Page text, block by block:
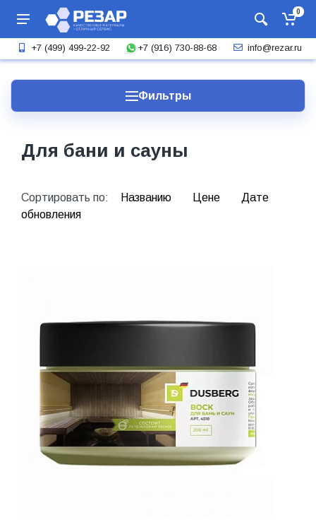
0
+7 (499) 499-22-92 +7 (916) 730-88-68 info@rezar.ru
Фильтры
Для бани и сауны
Сортировать по: Названию Цене
Дате
обновления